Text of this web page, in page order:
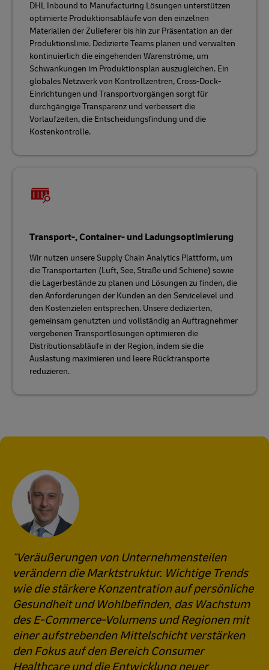
DHL Inbound to Manufacturing Lösungen unterstützen
optimierte Produktionsabläufe von den einzelnen
Materialien der Zulieferer bis hin zur Präsentation an der
Produktionslinie. Dedizierte Teams planen und verwalten
kontinuierlich die eingehenden Warenströme, um
Schwankungen im Produktionsplan auszugleichen. Ein
globales Netzwerk von Kontrollzentren, Cross-Dock-
Einrichtungen und Transportvorgängen sorgt für
durchgängige Transparenz und verbessert die
Vorlaufzeiten, die Entscheidungsfindung und die
Kostenkontrolle.
Transport-, Container- und Ladungsoptimierung
Wir nutzen unsere Supply Chain Analytics Plattform, um
die Transportarten (Luft, See, Straße und Schiene) sowie
die Lagerbestände zu planen und Lösungen zu finden, die
den Anforderungen der Kunden an den Servicelevel und
den Kostenzielen entsprechen. Unsere dedizierten,
gemeinsam genutzten und vollständig an Auftragnehmer
vergebenen Transportlösungen optimieren die
Distributionsabläufe in der Region, indem sie die
Auslastung maximieren und leere Rücktransporte
reduzieren.
Veräußerungen von Unternehmensteilen
verändern die Marktstruktur. Wichtige Trends
wie die stärkere Konzentration auf persönliche
Gesundheit und Wohlbefinden, das Wachstum
des E-Commerce-Volumens und Regionen mit
einer aufstrebenden Mittelschicht verstärken
den Fokus auf den Bereich Consumer
Healthcare und die Entwicklung neuer